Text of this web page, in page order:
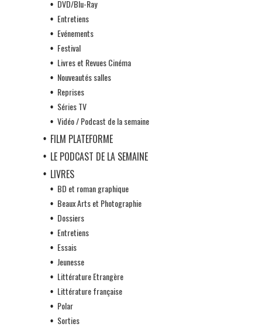
DVD/Blu-Ray
Entretiens
Evénements
Festival
Livres et Revues Cinéma
Nouveautés salles
Reprises
Séries TV
Vidéo / Podcast de la semaine
FILM PLATEFORME
LE PODCAST DE LA SEMAINE
LIVRES
BD et roman graphique
Beaux Arts et Photographie
Dossiers
Entretiens
Essais
Jeunesse
Littérature Etrangère
Littérature française
Polar
Sorties